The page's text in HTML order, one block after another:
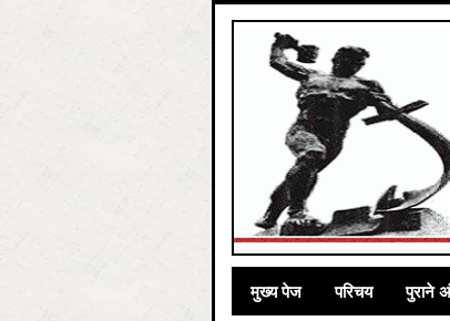
मुख्‍य पेज परिचय पुराने